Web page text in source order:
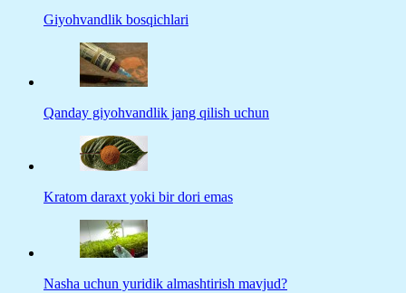
Giyohvandlik bosqichlari
Qanday giyohvandlik jang qilish uchun
Kratom daraxt yoki bir dori emas
Nasha uchun yuridik almashtirish mavjud?